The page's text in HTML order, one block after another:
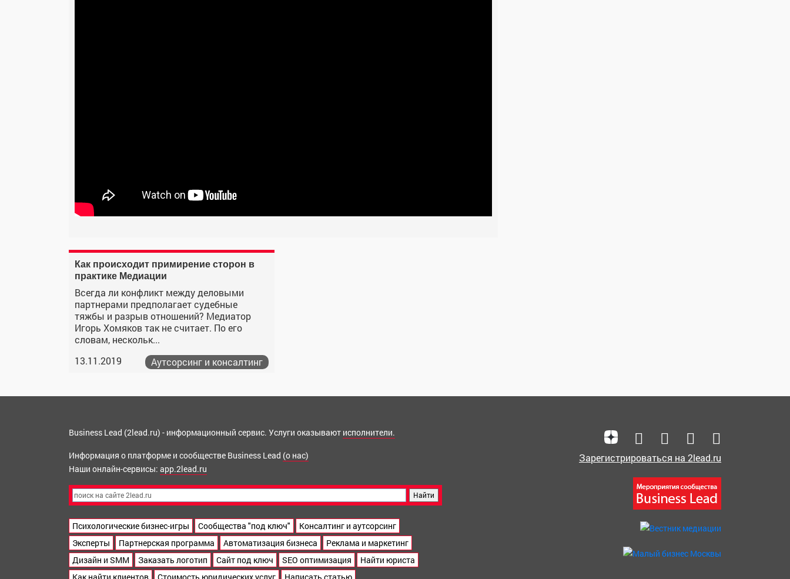
Как происходит примирение сторон в
практике Медиации
Всегда ли конфликт между деловыми
партнерами предполагает судебные
тяжбы и разрыв отношений? Медиатор
Игорь Хомяков так не считает. По его
словам, нескольк...
13.11.2019
Аутсорсинг и консалтинг
Business Lead (2lead.ru) - информационный сервис. Услуги оказывают исполнители.
Информация о платформе и сообществе Business Lead (о нас)
Наши онлайн-сервисы: app.2lead.ru
Психологические бизнес-игры Сообщества "под ключ"
Консалтинг и аутсорсинг
Эксперты
Партнерская программа Автоматизация бизнеса
Реклама и маркетинг
Дизайн и SMM
Заказать логотип Сайт под ключ SEO оптимизация
Найти юриста
Зарегистрироваться на 2lead.ru